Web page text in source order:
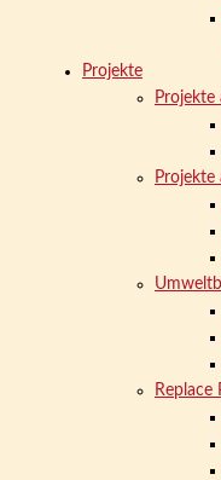
Projekte
Projekte
Replace